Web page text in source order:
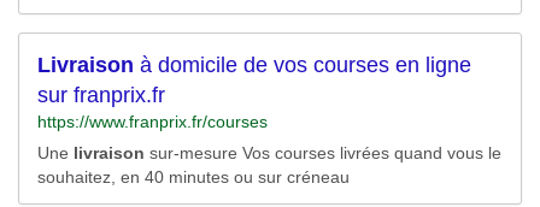
2YWRncnBpZCUzZDEzNjQ0OTQ4NjY1NjcyMTUlMjZodmFk
aWQlM2Q4NTI4MTE4NzcxMjkyMyUyNmh2bmV0dyUzZHMl
MjZodnFtdCUzZGUlMjZodmJtdCUzZGJlJTI2aHZkZXYlM2Rj
JTI2aHZsb2NpbnQlM2QlMjZodmxvY3BoeSUzZDEyNjEwMS
UyNmh2dGFyZ2lkJTNka3dkLTg1MjgxNDU0MzYxNzUwJTN
hbG9jLTY2JTI2aHlkYWRjciUzZDI4MjYwXzE4OTUwNzU%26
de produits indispensables à rajouter en 1 clic directement
depuis votre panier.
Livraison à domicile de vos courses en ligne
sur franprix.fr
https://www.franprix.fr/courses
Une livraison sur-mesure Vos courses livrées quand vous le
souhaitez, en 40 minutes ou sur créneau